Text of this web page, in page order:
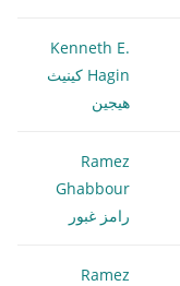
Kenneth E.
Hagin كينيث
هيجين
Ramez
Ghabbour
رامز غبور
Ramez